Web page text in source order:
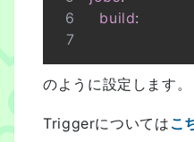
build:
のように設定します。
Triggerについてはこ